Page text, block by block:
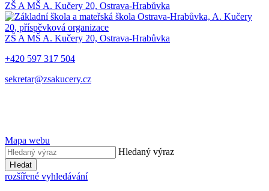
ZŠ A MŠ A. Kučery 20, Ostrava-Hrabůvka
ZŠ A MŠ A. Kučery 20, Ostrava-Hrabůvka
+420 597 317 504
sekretar@zsakucery.cz
Mapa webu
Hledaný výraz
Hledat
rozšířené vyhledávání